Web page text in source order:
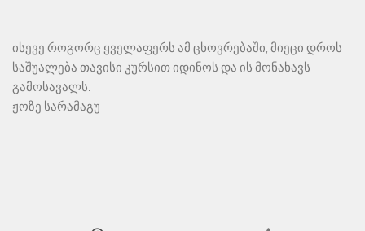
ისევე როგორც ყველაფერს ამ ცხოვრებაში, მიეცი დროს
საშუალება თავისი კურსით იდინოს და ის მონახავს
გამოსავალს.
ჟოზე სარამაგუ